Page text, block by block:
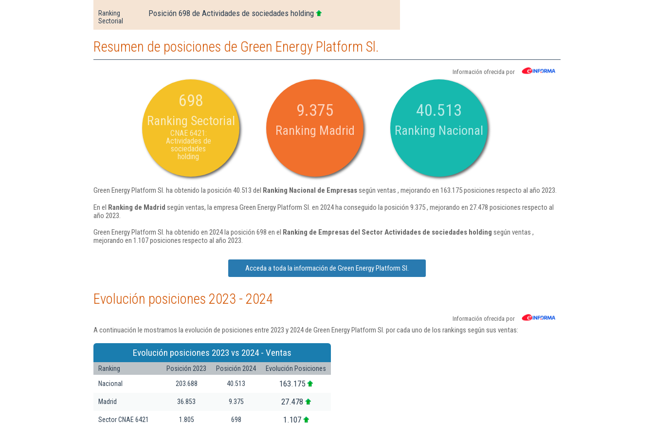
Ranking
Sectorial
Posición 698 de Actividades de sociedades holding
Resumen de posiciones de Green Energy Platform Sl.
Información ofrecida por
698
Ranking Sectorial
CNAE 6421:
Actividades de
sociedades
holding
9.375
Ranking Madrid
40.513
Ranking Nacional
Green Energy Platform Sl. ha obtenido la posición 40.513 del Ranking Nacional de Empresassegún ventas , mejorando en 163.175 posiciones respecto al año 2023.
En el Ranking de Madrid según ventas, la empresa Green Energy Platform Sl. en 2024 ha conseguido la posición 9.375 , mejorando en 27.478 posiciones respecto al
año 2023.
Green Energy Platform Sl. ha obtenido en 2024 la posición 698 en el Ranking de Empresas del Sector Actividades de sociedades holding según ventas ,
mejorando en 1.107 posiciones respecto al año 2023.
Acceda a toda la información de Green Energy Platform Sl.
Evolución posiciones 2023 - 2024
Información ofrecida por
A continuación le mostramos la evolución de posiciones entre 2023 y 2024 de Green Energy Platform Sl. por cada uno de los rankings según sus ventas:
Evolución posiciones 2023 vs 2024 - Ventas
Ranking Posición 2023 Posición 2024
Evolución Posiciones
Nacional
203.688 40.513 163.175
Madrid 36.853 9.375 27.478
Sector CNAE 6421 1.805 698 1.107